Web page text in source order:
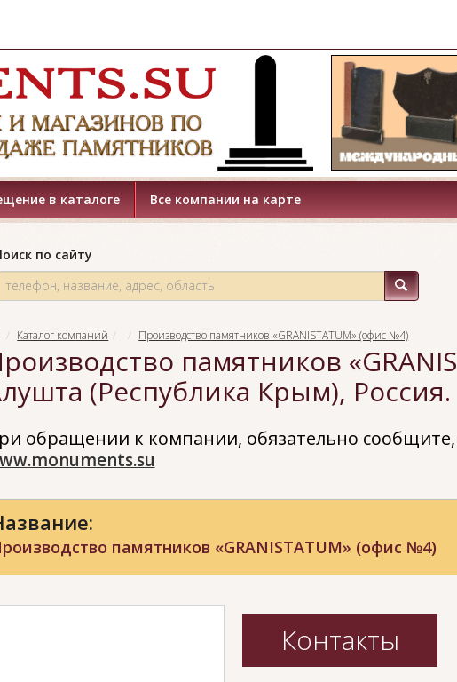
в каталоге Все компании на карте
по сайту
Каталог компаний Производство памятников «GRANISTATUM» (офис №4)
памятников
(Республика Крым), Россия.
обращении к компании, обязательно
памятников «GRANISTATUM» (офис №4)
Контакты